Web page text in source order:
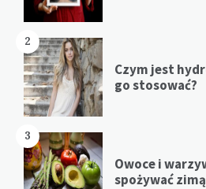
2
Czym jest
go stosować?
3
Owoce i
spożywać zimą